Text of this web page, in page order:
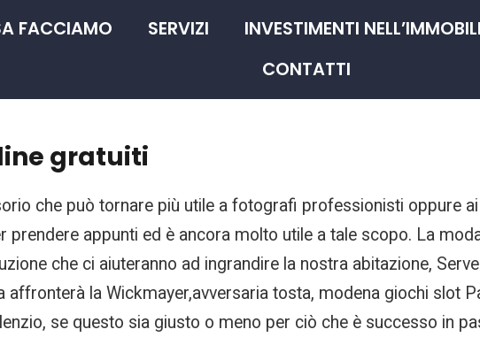
FACCIAMO SERVIZI INVESTIMENTI
CONTATTI
gratuiti
che può tornare più utile a fotografi professionisti oppure
appunti ed è ancora molto utile a tale scopo. La
che ci aiuteranno ad ingrandire la nostra abitazione,
affronterà la Wickmayer,avversaria tosta, modena giochi slot
se questo sia giusto o meno per ciò che è successo in